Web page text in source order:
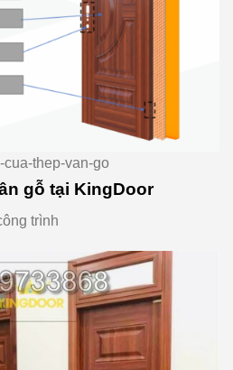
cua-thep-van-go
gỗ tại KingDoor
trình